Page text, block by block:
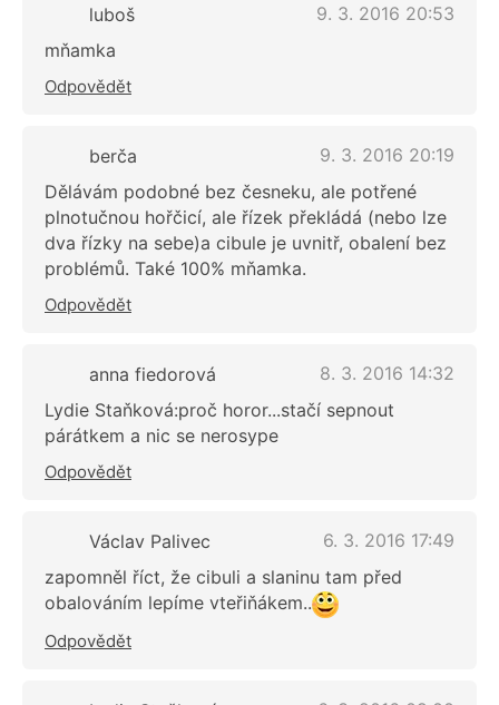
luboš
9. 3. 2016 20:53
mňamka
Odpovědět
berča
9. 3. 2016 20:19
Dělávám podobné bez česneku, ale potřené
plnotučnou hořčicí, ale řízek překládá (nebo lze
dva řízky na sebe)a cibule je uvnitř, obalení bez
problémů. Také 100% mňamka.
Odpovědět
anna fiedorová
8. 3. 2016 14:32
Lydie Staňková:proč horor...stačí sepnout
párátkem a nic se nerosype
Odpovědět
Václav Palivec
6. 3. 2016 17:49
zapomněl říct, že cibuli a slaninu tam před
obalováním lepíme vteřiňákem..
Odpovědět